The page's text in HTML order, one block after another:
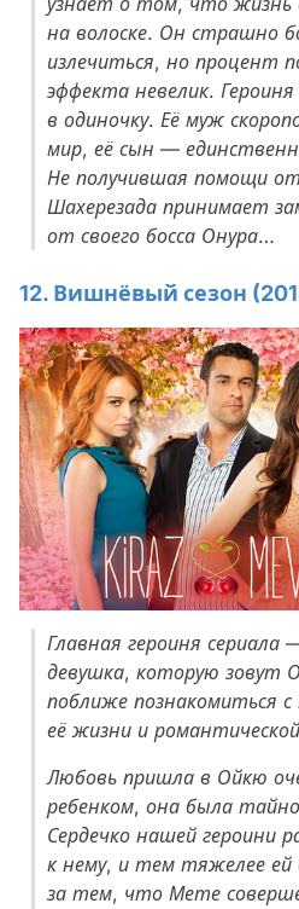
на волоске. Он страшно
излечиться, но процент
эффекта невелик.
в одиночку. Её муж
мир, её сын —
Не получившая помощи от
Шахерезада принимает
от своего босса Онура…
12. Вишнёвый сезон
Главная героиня сериала
девушка, которую зовут
поближе познакомиться
её жизни и
Любовь пришла в Ойкю
ребенком, она была
Сердечко нашей героини
к нему, и тем тяжелее
за тем, что Мете